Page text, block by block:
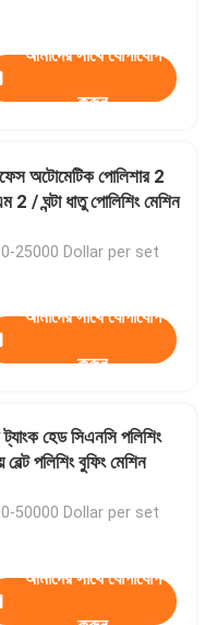
আমাদের সাথে যোগাযোগ
করুন
অটোমেটিক পোলিশার 2
/ ঘন্টা ধাতু পোলিশিং মেশিন
25000 Dollar per set
আমাদের সাথে যোগাযোগ
করুন
হেড সিএনসি পলিশিং
পলিশিং বুফিং মেশিন
50000 Dollar per set
আমাদের সাথে যোগাযোগ
ধাতু শীট স্বয়ংক্রিয় শীট পোলিশিং মেশিন স্যান্ডিং Deburring মেশিন 2200mm